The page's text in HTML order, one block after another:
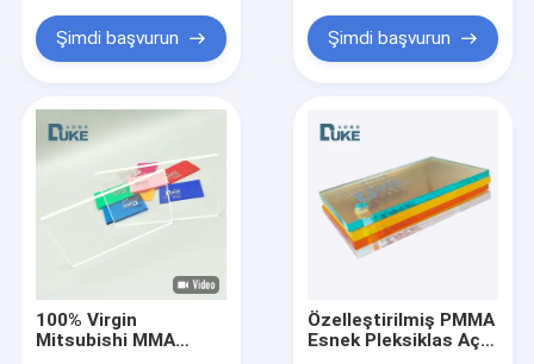
Ürünler
Hakkımızda
Fabrika turu
Kalite kontrol
Şimdi başvurun Şimdi başvurun
100% Virgin
Mitsubishi MMA
Özelleştirilmiş PMMA
Esnek Pleksiklas Açık